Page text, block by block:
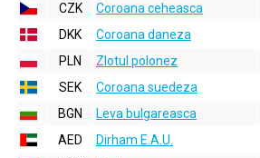
CZK
Coroana ceheasca
DKK
Coroana daneza
PLN
Zlotul polonez
SEK
Coroana suedeza
BGN
Leva bulgareasca
AED
Dirham E.A.U.